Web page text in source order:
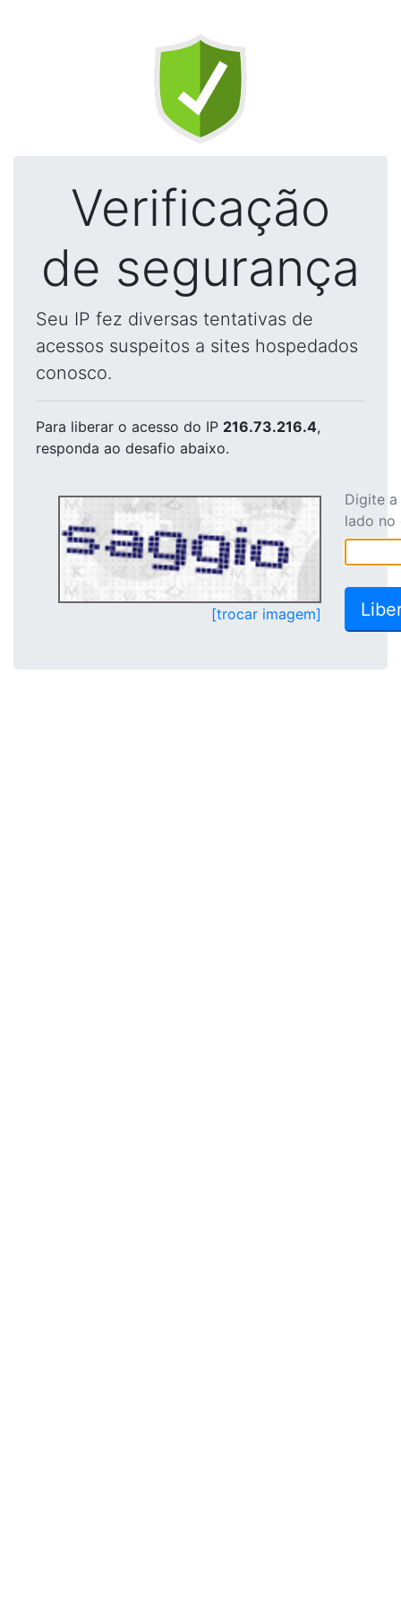
Verificação
de segurança
Seu IP fez diversas tentativas de
acessos suspeitos a sites hospedados
conosco.
Para liberar o acesso do IP 216.73.216.4,
responda ao desafio abaixo.
[trocar imagem]
Digite
lado no